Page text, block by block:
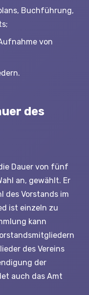
Buchführung,
von
des
Dauer von fünf
an, gewählt. Er
des Vorstands im
ist einzeln zu
kann
des Vereins
der
auch das Amt